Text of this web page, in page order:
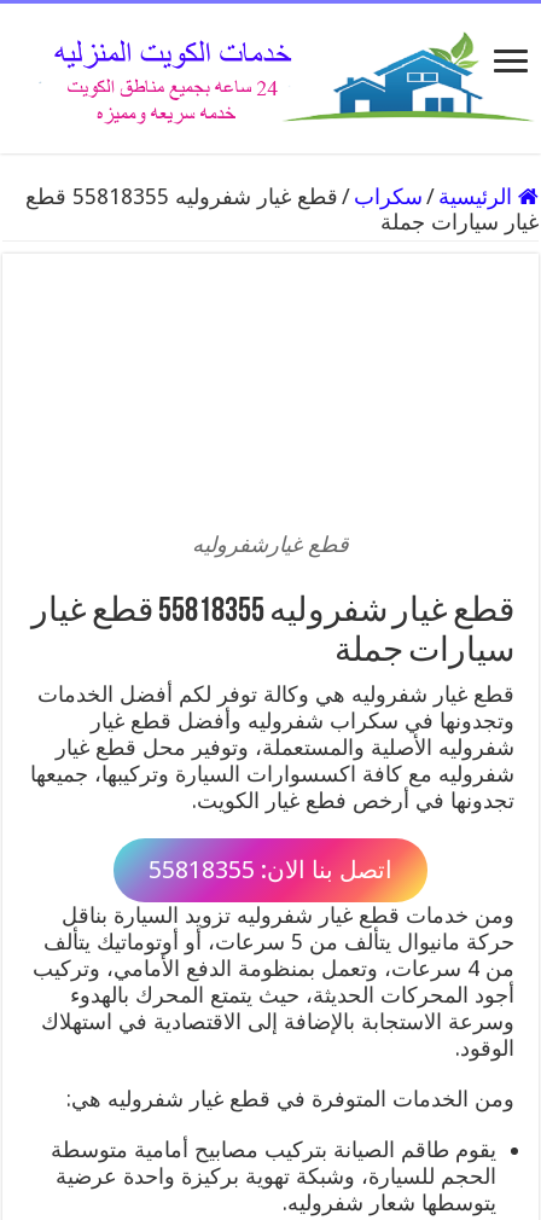
الرئيسية /سكراب /
قطع غيار شفروليه 55818355 قطع
غيار سيارات جملة
قطع غيارشفروليه
قطع غيار شفروليه 55818355 قطع غيار
سيارات جملة
قطع غيار شفروليه هي وكالة توفر لكم أفضل الخدمات
وتجدونها في سكراب شفروليه وأفضل قطع غيار
شفروليه الأصلية والمستعملة، وتوفير محل قطع غيار
شفروليه مع كافة اكسسوارات السيارة وتركيبها، جميعها
تجدونها في أرخص فطع غيار الكويت.
اتصل بنا الان: 55818355
ومن خدمات قطع غيار شفروليه تزويد السيارة بناقل
حركة مانيوال يتألف من 5 سرعات، أو أوتوماتيك يتألف
من 4 سرعات، وتعمل بمنظومة الدفع الأمامي، وتركيب
أجود المحركات الحديثة، حيث يتمتع المحرك بالهدوء
وسرعة الاستجابة بالإضافة إلى الاقتصادية في استهلاك
الوقود.
ومن الخدمات المتوفرة في قطع غيار شفروليه هي:
يقوم طاقم الصيانة بتركيب مصابيح أمامية متوسطة
الحجم للسيارة، وشبكة تهوية بركيزة واحدة عرضية
يتوسطها شعار شفروليه.